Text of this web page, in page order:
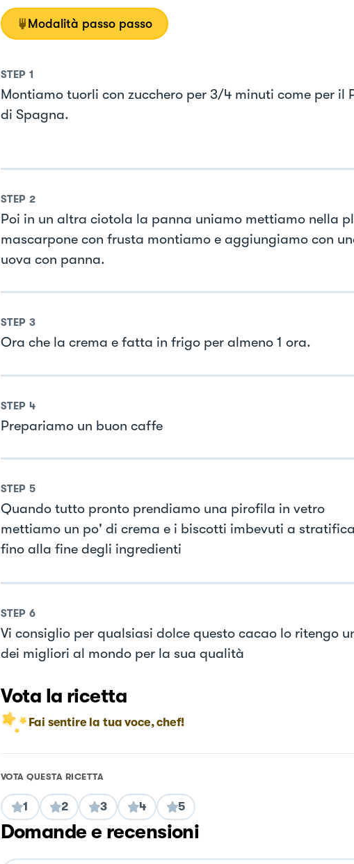
Modalità passo passo
STEP 1
Montiamo tuorli con zucchero per 3/4 minuti come per il
di Spagna.
STEP 2
Poi in un altra ciotola la panna uniamo mettiamo nella
mascarpone con frusta montiamo e aggiungiamo con
uova con panna.
STEP 3
Ora che la crema e fatta in frigo per almeno 1 ora.
STEP 4
Prepariamo un buon caffe
STEP 5
Quando tutto pronto prendiamo una pirofila in vetro
mettiamo un po' di crema e i biscotti imbevuti a
fino alla fine degli ingredienti
STEP 6
Vi consiglio per qualsiasi dolce questo cacao lo ritengo
dei migliori al mondo per la sua qualità
Vota la ricetta
Fai sentire la tua voce, chef!
VOTA QUESTA RICETTA
1 2 3 4 5
Domande e recensioni